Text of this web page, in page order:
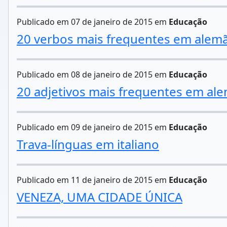
Publicado em 07 de janeiro de 2015 em Educação
20 verbos mais frequentes em
Publicado em 08 de janeiro de 2015 em Educação
20 adjetivos mais frequentes em
Publicado em 09 de janeiro de 2015 em Educação
Trava-línguas em italiano
Publicado em 11 de janeiro de 2015 em Educação
VENEZA, UMA CIDADE ÚNICA